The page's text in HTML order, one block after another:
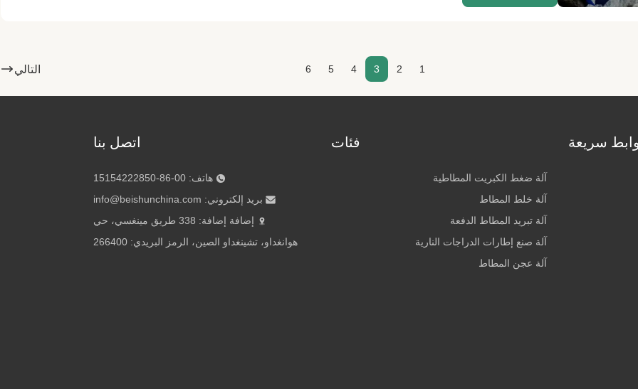
1
2
3
4
5
6 التالي
سريعة فئات
آلة ضغط الكبريت المطاطية
آلة خلط المطاط
آلة تبريد المطاط الدفعة
آلة صنع إطارات الدراجات النارية
آلة عجن المطاط
اتصل بنا
هاتف: 00-86-15154222850
بريد إلكتروني:
إضافة إضافة: 338 طريق مينغسي، حي
هوانغداو، تشينغداو الصين، الرمز البريدي: 266400